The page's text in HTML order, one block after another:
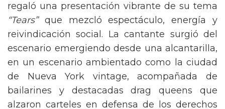
regaló una presentación vibrante de su tema
“Tears”que mezcló espectáculo, energía y
reivindicación social. La cantante surgió del
escenario emergiendo desde una alcantarilla,
en un escenario ambientado como la ciudad
de Nueva York vintage, acompañada de
bailarines y destacadas drag queens que
alzaron carteles en defensa de los derechos